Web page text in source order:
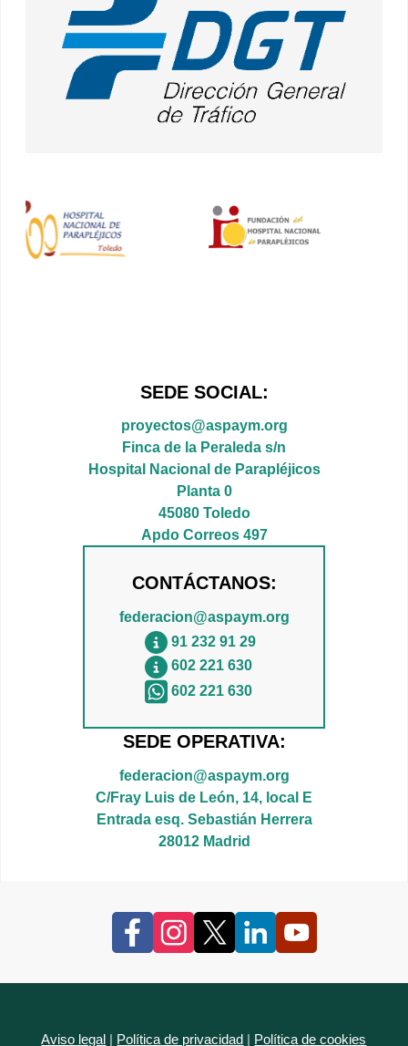
SEDE SOCIAL:
proyectos@aspaym.org
Finca de la Peraleda s/n
Hospital Nacional de Parapléjicos
Planta 0
45080 Toledo
Apdo Correos 497
CONTÁCTANOS:
federacion@aspaym.org
91 232 91 29
602 221 630
602 221 630
SEDE OPERATIVA:
federacion@aspaym.org
C/Fray Luis de León, 14, local E
Entrada esq. Sebastián Herrera
28012 Madrid
Aviso legal Política de privacidad Política de cookies